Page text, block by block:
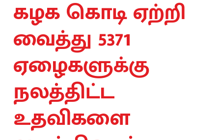
கழக கொடி ஏற்றி
வைத்து 5371
ஏழைகளுக்கு
நலத்திட்ட
உதவிகளை